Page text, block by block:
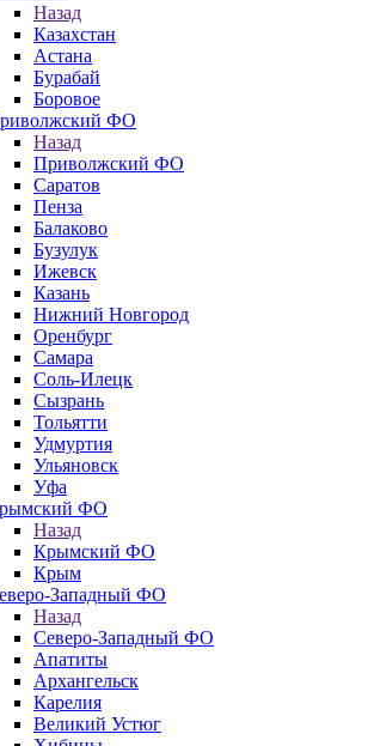
Назад
Казахстан
Астана
Бурабай
Боровое
ФО
Назад
Приволжский ФО
Саратов
Пенза
Балаково
Бузулук
Ижевск
Казань
Нижний Новгород
Оренбург
Самара
Соль-Илецк
Сызрань
Тольятти
Удмуртия
Ульяновск
Уфа
ФО
Назад
Крымский ФО
Крым
Западный ФО
Назад
Северо-Западный ФО
Апатиты
Архангельск
Карелия
Великий Устюг